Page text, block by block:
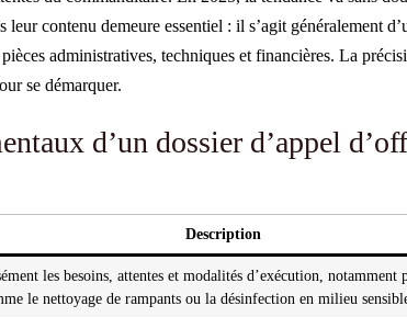
leur contenu demeure essentiel : il s’agit généralement
administratives, techniques et financières. La
se démarquer.
d’un dossier d’appel
Description
les besoins, attentes et modalités d’exécution, notamment
le nettoyage de rampants ou la désinfection en milieu